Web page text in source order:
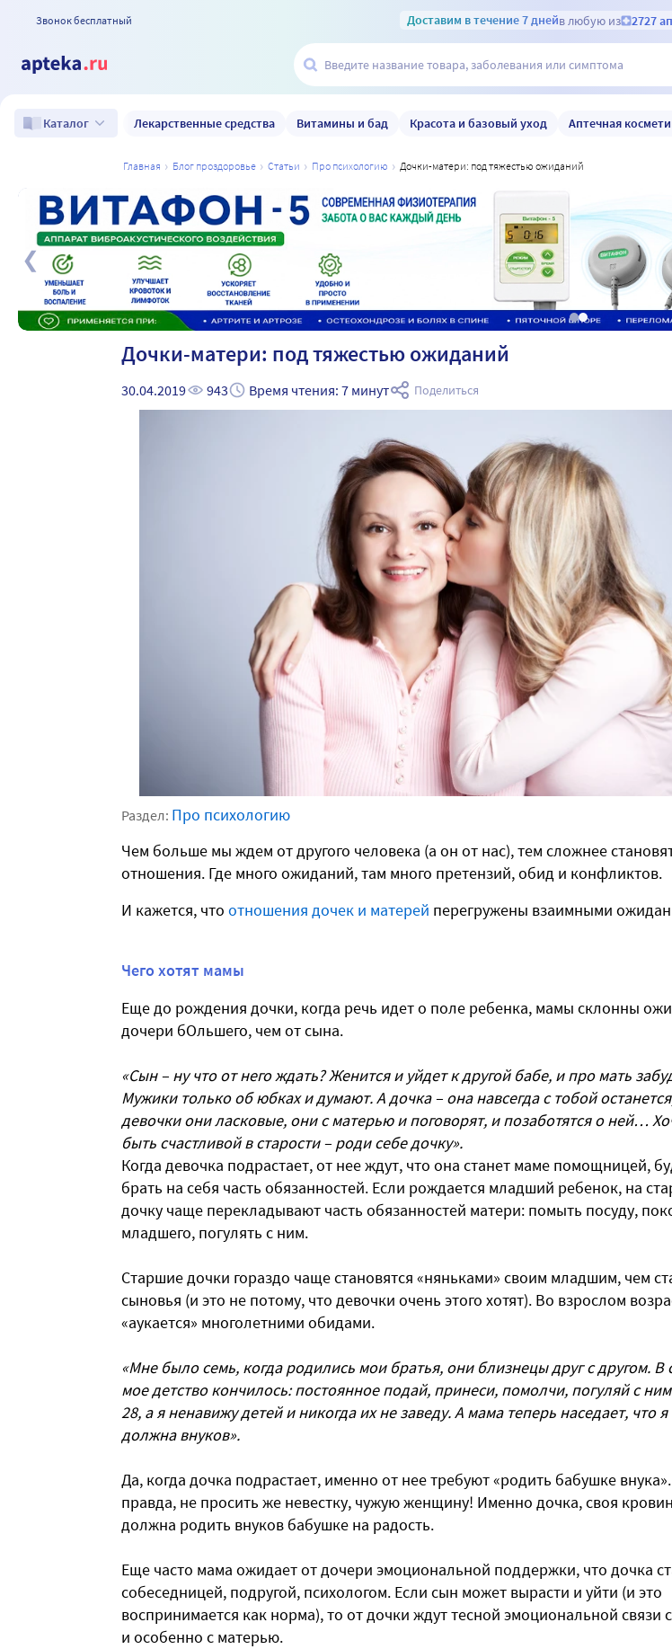
Звонок бесплатный Доставим в течение 7 днейв любую из 2727
Каталог Лекарственные средства Витамины и бад Красота и базовый уход Аптечная
главная блог проздоровье статьи про психологию дочки-матери: под тяжестью ожиданий
Дочки-матери: под тяжестью ожиданий
30.04.2019 943 Время чтения: 7 минут Поделиться
Раздел: Про психологию
Чем больше мы ждем от другого человека (а он от нас), тем сложнее
отношения. Где много ожиданий, там много претензий, обид и конфликтов.
И кажется, что отношения дочек и матерей перегружены взаимными
Чего хотят мамы
Еще до рождения дочки, когда речь идет о поле ребенка, мамы склонны
дочери бОльшего, чем от сына.
«Сын – ну что от него ждать? Женится и уйдет к другой бабе, и про мать
Мужики только об юбках и думают. А дочка – она навсегда с тобой
девочки они ласковые, они с матерью и поговорят, и позаботятся о ней…
быть счастливой в старости – роди себе дочку».
Когда девочка подрастает, от нее ждут, что она станет маме помощницей,
брать на себя часть обязанностей. Если рождается младший ребенок, на
дочку чаще перекладывают часть обязанностей матери: помыть посуду,
младшего, погулять с ним.
Старшие дочки гораздо чаще становятся «няньками» своим младшим, чем
сыновья (и это не потому, что девочки очень этого хотят). Во взрослом
«аукается» многолетними обидами.
«Мне было семь, когда родились мои братья, они близнецы друг с другом. В
мое детство кончилось: постоянное подай, принеси, помолчи, погуляй с
28, а я ненавижу детей и никогда их не заведу. А мама теперь наседает, что я
должна внуков».
Да, когда дочка подрастает, именно от нее требуют «родить бабушке
правда, не просить же невестку, чужую женщину! Именно дочка, своя
должна родить внуков бабушке на радость.
Еще часто мама ожидает от дочери эмоциональной поддержки, что дочка
собеседницей, подругой, психологом. Если сын может вырасти и уйти (и это
воспринимается как норма), то от дочки ждут тесной эмоциональной связи
и особенно с матерью.